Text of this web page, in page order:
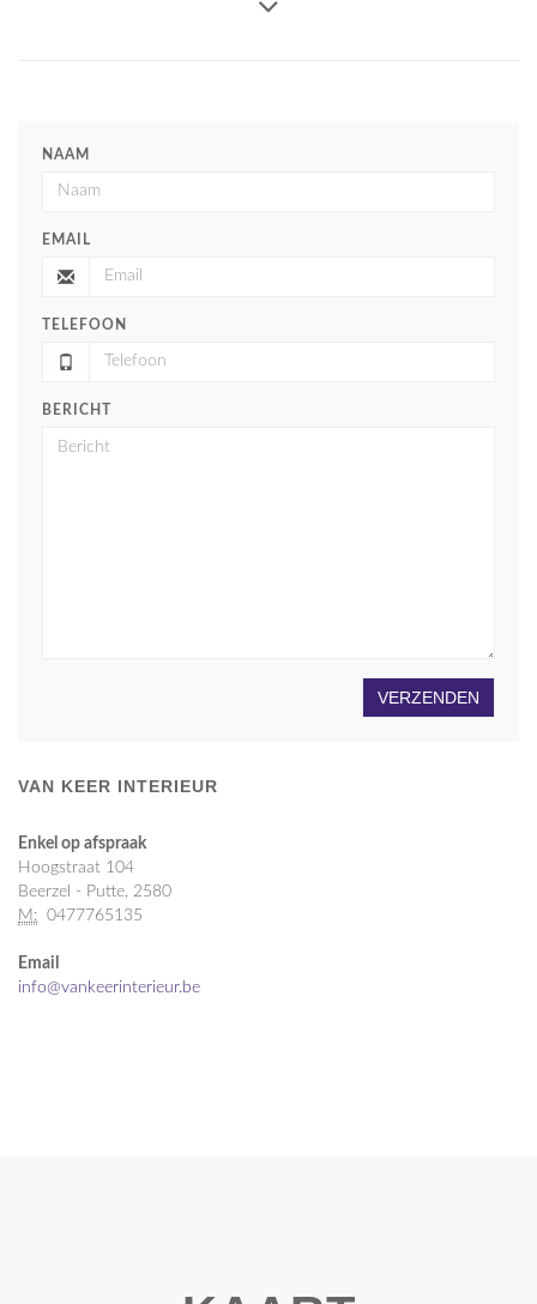
NAAM
EMAIL
TELEFOON
BERICHT
VAN KEER INTERIEUR
Enkel op afspraak
Hoogstraat 104
Beerzel - Putte, 2580
M: 0477765135
Email
info@vankeerinterieur.be